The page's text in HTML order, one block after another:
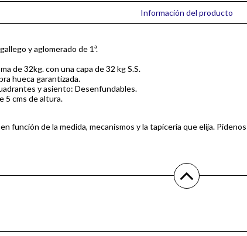
Información del producto
y aglomerado de 1ª.
de 32kg. con una capa de 32 kg S.S.
hueca garantizada.
y asiento: Desenfundables.
5 cms de altura.
función de la medida, mecanísmos y la tapicería que elija.